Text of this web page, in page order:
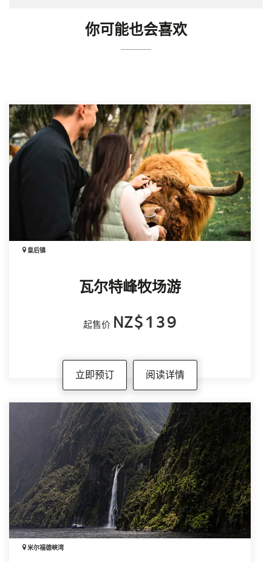
位，另外Boundary Street和Ballarat Street的路边停车
Boundary Street和Ballarat Street停车场适合停放房
从皇后镇码头到瓦尔特峰的游船需要45分钟，沿途可
以欣赏到瓦尔特峰、塞西尔峰、卓越山脉以及
你可能也会喜欢
皇后镇
瓦尔特峰牧场游
起售价 NZ$139
立即预订 阅读详情
米尔福德峡湾